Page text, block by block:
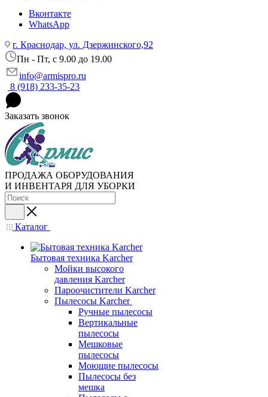
Вконтакте
WhatsApp
г. Краснодар, ул. Дзержинского,92
Пн - Пт, c 9.00 до 19.00
info@armispro.ru
8 (918) 233-35-23
Заказать звонок
ПРОДАЖА ОБОРУДОВАНИЯ
И ИНВЕНТАРЯ ДЛЯ УБОРКИ
Каталог
Бытовая техника Karcher
Мойки высокого
давления Karcher
Пароочистители Karcher
Пылесосы Karcher
Ручные пылесосы
Вертикальные
пылесосы
Мешковые
пылесосы
Моющие пылесосы
Пылесосы без
мешка